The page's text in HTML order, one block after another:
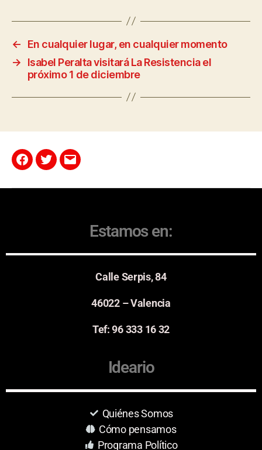
←
En cualquier lugar, en cualquier momento
→
Isabel Peralta visitará La Resistencia el
próximo 1 de diciembre
Estamos en:
Calle Serpis, 84
46022 – Valencia
Tef: 96 333 16 32
Ideario
Quiénes Somos
Cómo pensamos
Programa Político